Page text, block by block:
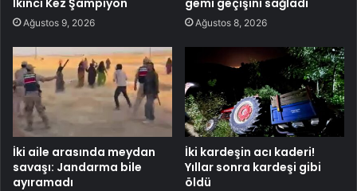
Ağustos 9, 2026 Ağustos 8, 2026
İki aile arasında meydan
savaşı: Jandarma bile
ayıramadı
İki kardeşin acı kaderi!
Yıllar sonra kardeşi gibi
öldü